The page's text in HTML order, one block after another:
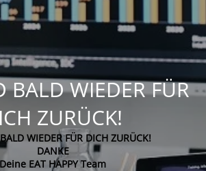
BALD WIEDER FÜR
ZURÜCK!
WIEDER FÜR DICH ZURÜCK!
DANKE
Deine EAT HAPPY Team